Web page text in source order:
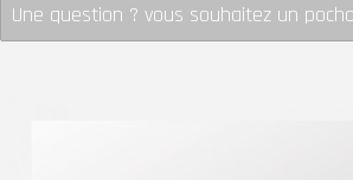
Une question ? vous souhaitez un